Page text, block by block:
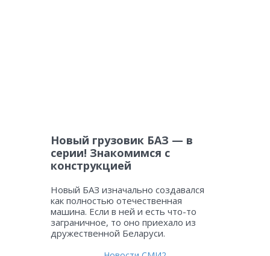
Новый грузовик БАЗ — в
серии! Знакомимся с
конструкцией
Новый БАЗ изначально создавался
как полностью отечественная
машина. Если в ней и есть что-то
заграничное, то оно приехало из
дружественной Беларуси.